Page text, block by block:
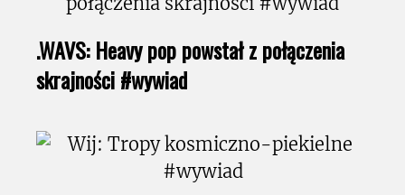
.WAVS: Heavy pop powstał z połączenia
skrajności #wywiad